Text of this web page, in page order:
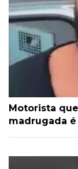
Motorista
madrugada é